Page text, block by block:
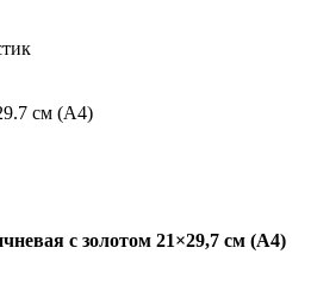
см (А4)
с золотом 21×29,7 см (А4)